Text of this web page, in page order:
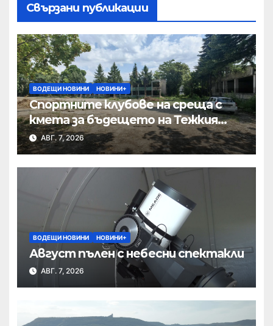
Свързани публикации
ВОДЕЩИ НОВИНИ НОВИНИ+
Спортните клубове на среща с
кмета за бъдещето на Тежкия
полк
АВГ. 7, 2026
ВОДЕЩИ НОВИНИ НОВИНИ+
Август пълен с небесни спектакли
АВГ. 7, 2026